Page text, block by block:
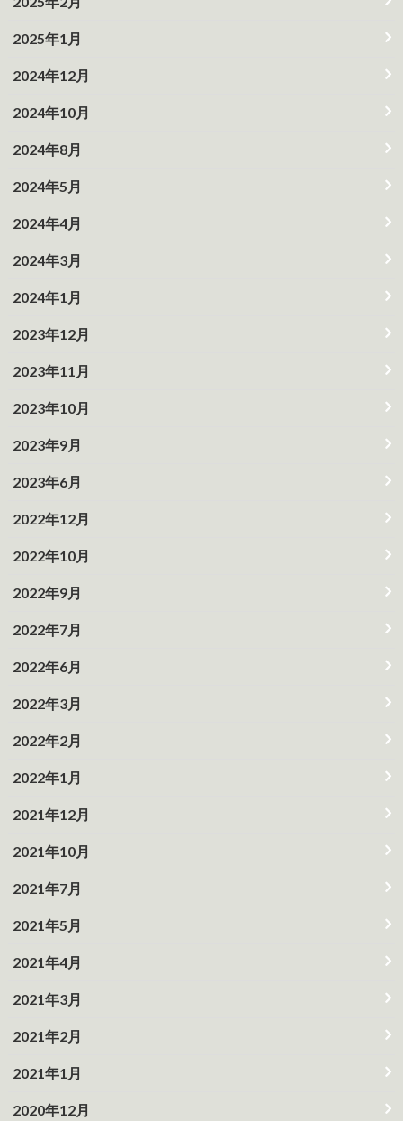
2025年1月
2024年12月
2024年10月
2024年8月
2024年5月
2024年4月
2024年3月
2024年1月
2023年12月
2023年11月
2023年10月
2023年9月
2023年6月
2022年12月
2022年10月
2022年9月
2022年7月
2022年6月
2022年3月
2022年2月
2022年1月
2021年12月
2021年10月
2021年7月
2021年5月
2021年4月
2021年3月
2021年2月
2021年1月
2020年12月